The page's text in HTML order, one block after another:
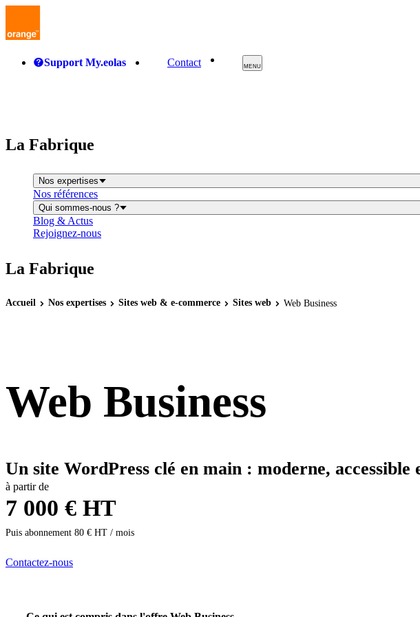
Support My.eolas Contact MENU
La Fabrique
Nos expertises
Nos références
Qui sommes-nous ?
Blog & Actus
Rejoignez-nous
La Fabrique
Accueil Nos expertises Sites web & e-commerce Sites web Web Business
Web Business
Un site WordPress clé en main : moderne,
à partir de
7 000 € HT
Puis abonnement 80 € HT / mois
Contactez-nous